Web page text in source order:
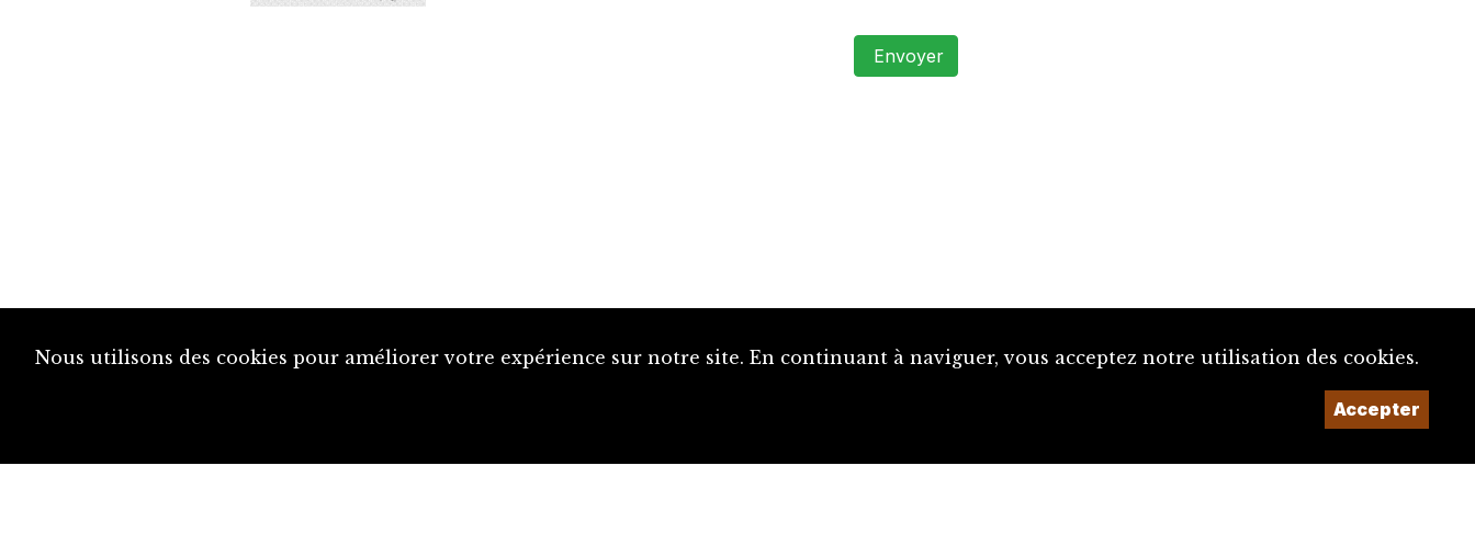
Envoyer
Nous utilisons des cookies pour améliorer votre expérience sur notre site. En continuant à naviguer, vous acceptez notre utilisation des cookies.
Accepter